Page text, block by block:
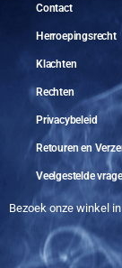
Contact
Herroepingsrecht
Klachten
Rechten
Privacybeleid
Retouren en
Veelgestelde
Bezoek onze winkel